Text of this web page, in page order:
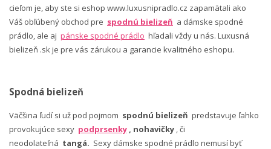
cieľom je, aby ste si eshop www.luxusnipradlo.cz zapamätali ako
Váš obľúbený obchod pre spodnú bielizeň a dámske spodné
prádlo, ale aj pánske spodné prádlo hľadali vždy u nás. Luxusná
bielizeň .sk je pre vás zárukou a garancie kvalitného eshopu.
Spodná bielizeň
Väčšina ľudí si už pod pojmom spodnú bielizeň predstavuje ľahko
provokujúce sexy podprsenky , nohavičky , či
neodolateľná tangá. Sexy dámske spodné prádlo nemusí byť